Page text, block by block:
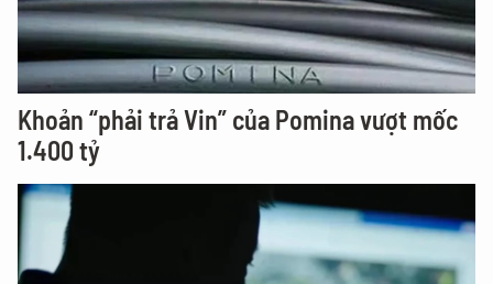
Khoản “phải trả Vin” của Pomina vượt mốc
1.400 tỷ